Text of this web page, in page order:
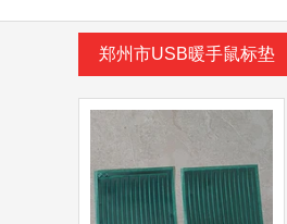
郑州市USB暖手鼠标垫